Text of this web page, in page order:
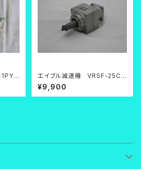
エイブル減速機 VRSF-25C-
200【中古品】
¥9,900